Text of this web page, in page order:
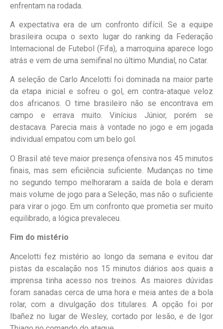
enfrentam na rodada.
A expectativa era de um confronto difícil. Se a equipe
brasileira ocupa o sexto lugar do ranking da Federação
Internacional de Futebol (Fifa), a marroquina aparece logo
atrás e vem de uma semifinal no último Mundial, no Catar.
A seleção de Carlo Ancelotti foi dominada na maior parte
da etapa inicial e sofreu o gol, em contra-ataque veloz
dos africanos. O time brasileiro não se encontrava em
campo e errava muito. Vinícius Júnior, porém se
destacava. Parecia mais à vontade no jogo e em jogada
individual empatou com um belo gol.
O Brasil até teve maior presença ofensiva nos 45 minutos
finais, mas sem eficiência suficiente. Mudanças no time
no segundo tempo melhoraram a saída de bola e deram
mais volume de jogo para a Seleção, mas não o suficiente
para virar o jogo. Em um confronto que prometia ser muito
equilibrado, a lógica prevaleceu.
Fim do mistério
Ancelotti fez mistério ao longo da semana e evitou dar
pistas da escalação nos 15 minutos diários aos quais a
imprensa tinha acesso nos treinos. As maiores dúvidas
foram sanadas cerca de uma hora e meia antes de a bola
rolar, com a divulgação dos titulares. A opção foi por
Ibañez no lugar de Wesley, cortado por lesão, e de Igor